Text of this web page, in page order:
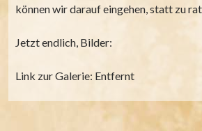
können wir darauf eingehen, statt zu
Jetzt endlich, Bilder:
Link zur Galerie: Entfernt